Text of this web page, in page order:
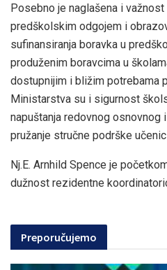
Posebno je naglašena i
predškolskim odgojem i
sufinansiranja boravka u
produženim boravcima u
dostupnijim i bližim potrebama
Ministarstva su i sigurnost
napuštanja redovnog osnovnog
pružanje stručne podrške
Nj.E. Arnhild Spence je
dužnost rezidentne
Preporučujemo